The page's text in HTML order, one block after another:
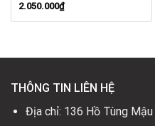
2.050.000₫
THÔNG TIN LIÊN HỆ
Địa chỉ: 136 Hồ Tùng